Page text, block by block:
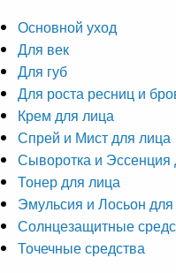
Основной уход
Для век
Для губ
Для роста ресниц и
Крем для лица
Спрей и Мист для лица
Сыворотка и Эссенция
Тонер для лица
Эмульсия и Лосьон
Солнцезащитные
Точечные средства